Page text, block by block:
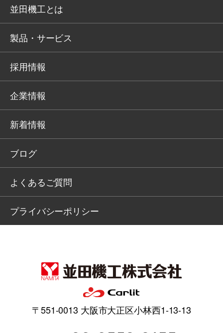
並田機工とは
製品・サービス
採用情報
企業情報
新着情報
ブログ
よくあるご質問
プライバシーポリシー
〒551-0013 大阪市大正区小林西1-13-13